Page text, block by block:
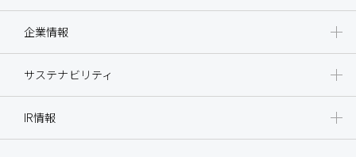
企業情報
サステナビリティ
IR情報